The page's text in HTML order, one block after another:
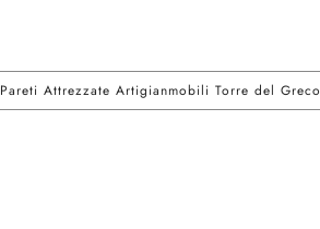
Pareti Attrezzate Artigianmobili Torre del Greco